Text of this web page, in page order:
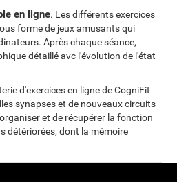
en ligne. Les différents exercices
forme de jeux amusants qui
Après chaque séance,
détaillé avc l'évolution de l'état
d'exercices en ligne de CogniFit
synapses et de nouveaux circuits
et de récupérer la fonction
détériorées, dont la mémoire